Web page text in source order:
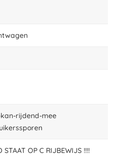
rijdend-mee
STAAT OP C RIJBEWIJS !!!!